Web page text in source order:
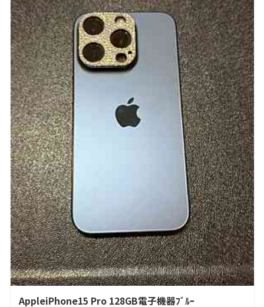
AppleiPhone15 Pro 128GB電子機器ﾌﾞﾙｰ